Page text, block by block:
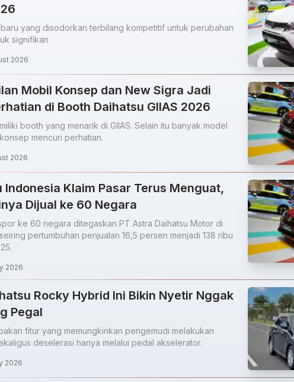
yang disodorkan terbilang kompetitif untuk perubahan
signifikan
2026
Mobil Konsep dan New Sigra Jadi
di Booth Daihatsu GIIAS 2026
booth yang menarik di GIIAS. Selain itu banyak model
mencuri perhatian.
2026
Indonesia Klaim Pasar Terus Menguat,
Dijual ke 60 Negara
ke 60 negara ditegaskan PT Astra Daihatsu Motor di
pertumbuhan penjualan 16,5 persen menjadi 138 ribu
2026
Rocky Hybrid Ini Bikin Nyetir Nggak
Pegal
fitur yang memungkinkan pengemudi melakukan
deselerasi hanya melalui pedal akselerator.
2026